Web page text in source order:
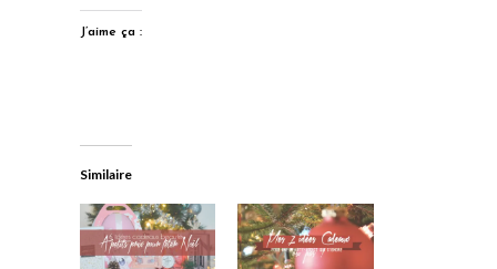
J’aime ça :
Similaire